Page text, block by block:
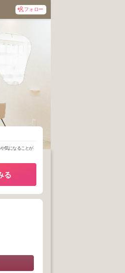
フォロー
気になることが
る